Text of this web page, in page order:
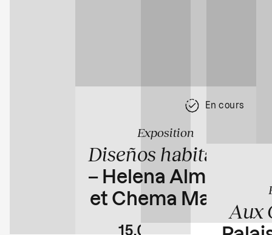
En cours
Exposition
Diseños habitados
– Helena Almeida
et Chema Madoz
15.04 23.08
Aux